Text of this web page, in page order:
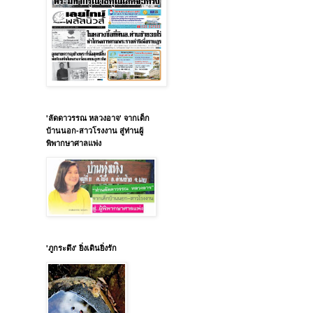
'ลัดดาวรรณ หลวงอาจ' จากเด็ก
บ้านนอก-สาวโรงงาน สู่ท่านผู้
พิพากษาศาลแพ่ง
'ภูกระดึง' ยิ่งเดินยิ่งรัก